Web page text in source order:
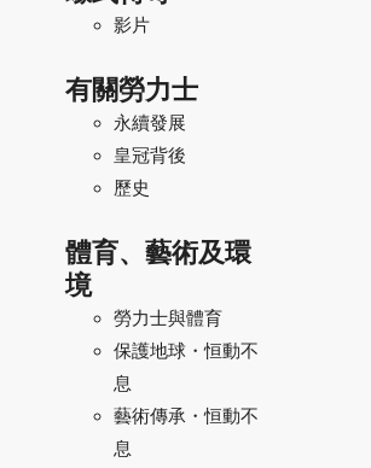
影片
有關勞力士
永續發展
皇冠背後
歷史
體育、藝術及環
境
勞力士與體育
保護地球・恒動不
息
藝術傳承・恒動不
息